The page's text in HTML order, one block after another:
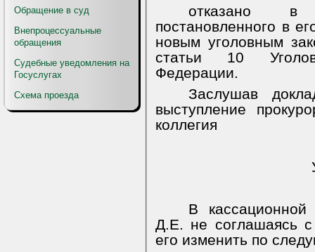
Обращение в суд
Внепроцессуальные
обращения
Судебные уведомления на
Госуслугах
Схема проезда
отказано в
постановленного в
новым уголовным
статьи 10
Федерации.
Заслушав
выступление
коллегия
В
Д.Е. не соглашаясь с
его изменить по